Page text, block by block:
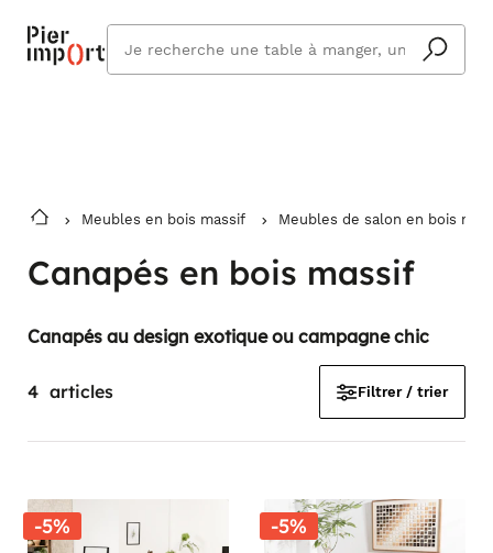
Vous êtes absent ? Pier Import s'adapte
et vous livre à votre retour.
En savoir plus
cherchez
vous ?
Meubles en bois massif Meubles de salon en bois
Canapés en bois massif
Canapés au design exotique ou campagne chic
4 articles Filtrer / trier
-5% -5%